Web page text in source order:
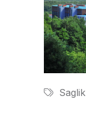
Saglik